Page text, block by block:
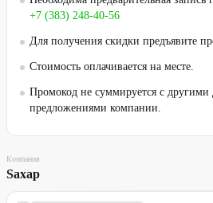
+7 (383) 248-40-56
Для получения скидки предъявите
Стоимость оплачивается на месте.
Промокод не суммируется с
предложениями компании.
Компания
Sахар